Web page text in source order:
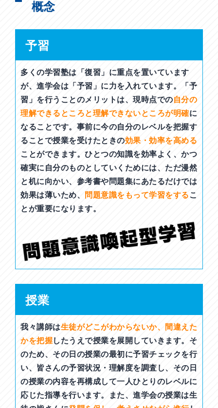
概念
予習
多くの学習塾は「復習」に重点を置いています
が、進学会は「予習」に力を入れています。「予
習」を行うことのメリットは、現時点での自分の
理解できるところと理解できないところが明確に
なることです。事前に今の自分のレベルを把握す
ることで授業を受けたときの効果・効率を高める
ことができます。ひとつの知識を効率よく、かつ
確実に自分のものとしていくためには、ただ漫然
と机に向かい、参考書や問題集にあたるだけでは
効果は薄いため、 問題意識をもって学習をするこ
とが重要になります。
授業
我々講師は生徒がどこがわからないか、間違えた
かを把握したうえで授業を展開していきます。そ
のため、その日の授業の最初に予習チェックを行
い、皆さんの予習状況・理解度を調査し、その日
の授業の内容を再構成して一人ひとりのレベルに
応じた指導を行います。また、進学会の授業は生